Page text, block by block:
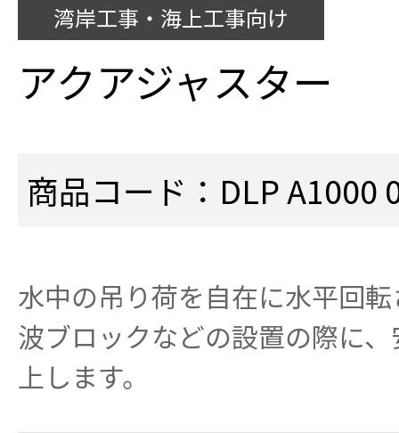
湾岸工事・海上工事向け
アクアジャスター
商品コード：DLP A1000
水中の吊り荷を自在に水平回
波ブロックなどの設置の際に
上します。